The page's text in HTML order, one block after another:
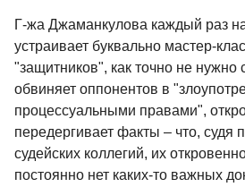
Г-жа Джаманкулова каждый раз
устраивает буквально мастер-
"защитников", как точно не нужно
обвиняет оппонентов в
процессуальными правами",
передергивает факты – что, судя
судейских коллегий, их
постоянно нет каких-то важных